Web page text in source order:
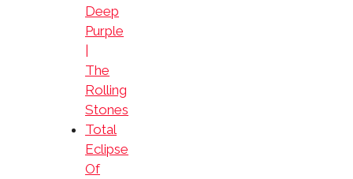
Deep
Purple
|
The
Rolling
Stones
Total
Eclipse
Of